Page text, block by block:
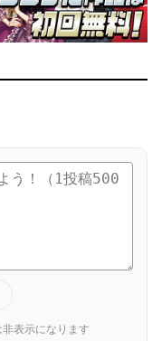
表示になります